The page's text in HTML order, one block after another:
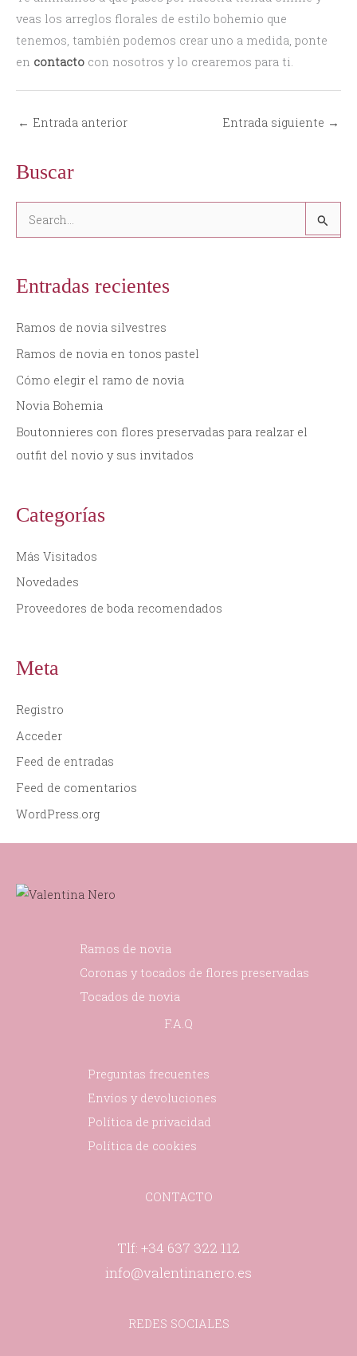
veas los arreglos florales de estilo bohemio que
tenemos, también podemos crear uno a medida, ponte
en contacto con nosotros y lo crearemos para ti.
← Entrada anterior Entrada siguiente →
Buscar
c
p
o
r
:
Entradas recientes
Ramos de novia silvestres
Ramos de novia en tonos pastel
Cómo elegir el ramo de novia
Novia Bohemia
Boutonnieres con flores preservadas para realzar el
outfit del novio y sus invitados
Categorías
Más Visitados
Novedades
Proveedores de boda recomendados
Meta
Registro
Acceder
Feed de entradas
Feed de comentarios
WordPress.org
Ramos de novia
Coronas y tocados de flores preservadas
Tocados de novia
F.A.Q
Preguntas frecuentes
Envíos y devoluciones
Política de privacidad
Política de cookies
CONTACTO
Tlf: +34 637 322 112
info@valentinanero.es
REDES SOCIALES